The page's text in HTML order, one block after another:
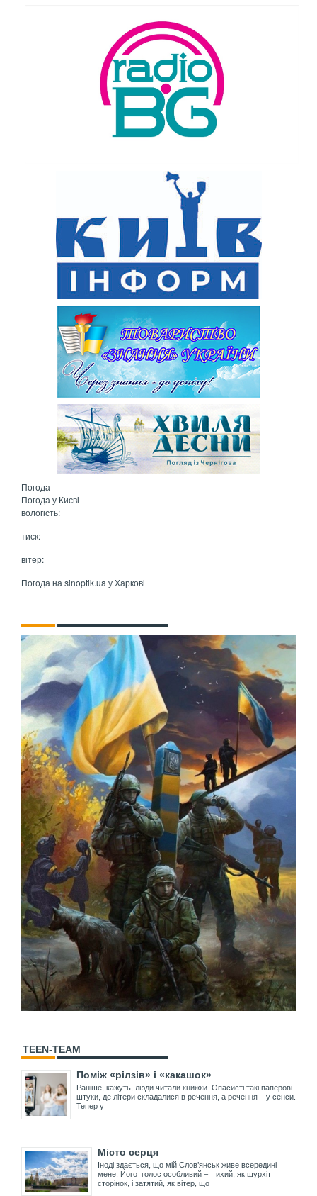
Погода
Погода у Києві
вологість:
тиск:
вітер:
Погода на sinoptik.ua у Харкові
TEEN-TEAM
Поміж «рілзів» і «какашок»
Раніше, кажуть, люди читали книжки. Опасисті такі паперові
штуки, де літери складалися в речення, а речення – у сенси.
Тепер у
Місто серця
Іноді здається, що мій Слов’янськ живе всередині
мене. Його голос особливий – тихий, як шурхіт
сторінок, і затятий, як вітер, що